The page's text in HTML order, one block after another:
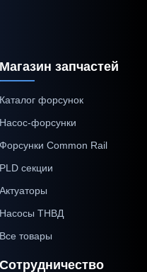
Магазин запчастей
Каталог форсунок
Насос-форсунки
Форсунки Common Rail
PLD секции
Актуаторы
Насосы ТНВД
Все товары
Сотрудничество